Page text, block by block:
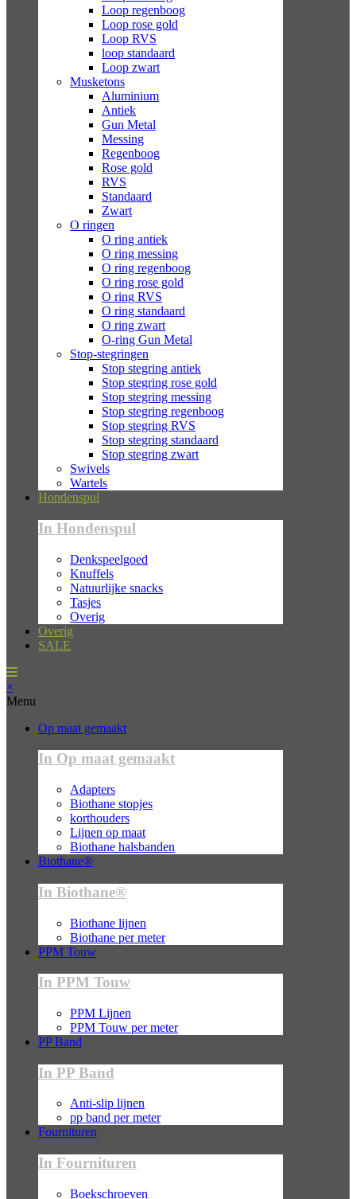
Loop regenboog
Loop rose gold
Loop RVS
loop standaard
Loop zwart
Musketons
Aluminium
Antiek
Gun Metal
Messing
Regenboog
Rose gold
RVS
Standaard
Zwart
O ringen
O ring antiek
O ring messing
O ring regenboog
O ring rose gold
O ring RVS
O ring standaard
O ring zwart
O-ring Gun Metal
Stop-stegringen
Stop stegring antiek
Stop stegring rose gold
Stop stegring messing
Stop stegring regenboog
Stop stegring RVS
Stop stegring standaard
Stop stegring zwart
Swivels
Wartels
Hondenspul
In Hondenspul
Denkspeelgoed
Knuffels
Natuurlijke snacks
Tasjes
Overig
Overig
SALE
×
Menu
Op maat gemaakt
In Op maat gemaakt
Adapters
Biothane stopjes
korthouders
Lijnen op maat
Biothane halsbanden
Biothane®
In Biothane®
Biothane lijnen
Biothane per meter
PPM Touw
In PPM Touw
PPM Lijnen
PPM Touw per meter
PP Band
In PP Band
Anti-slip lijnen
pp band per meter
Fournituren
In Fournituren
Boekschroeven